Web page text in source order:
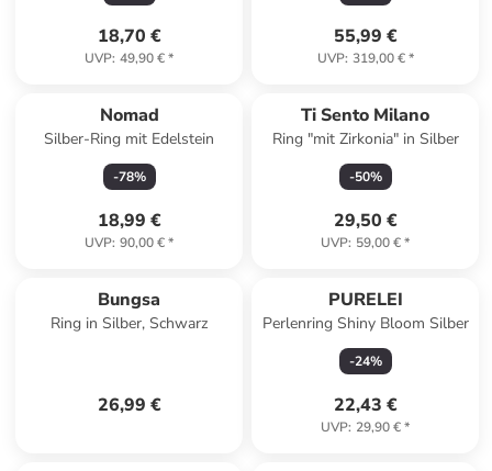
18,70 €
UVP: 49,90 €*
55,99 €
UVP: 319,00 €*
Nomad
Silber-Ring mit Edelstein
-78%
18,99 €
UVP: 90,00 €*
Ti Sento Milano
Ring "mit Zirkonia" in Silber
-50%
29,50 €
UVP: 59,00 €*
Bungsa
Ring in Silber, Schwarz
26,99 €
PURELEI
Perlenring Shiny Bloom Silber
-24%
22,43 €
UVP: 29,90 €*